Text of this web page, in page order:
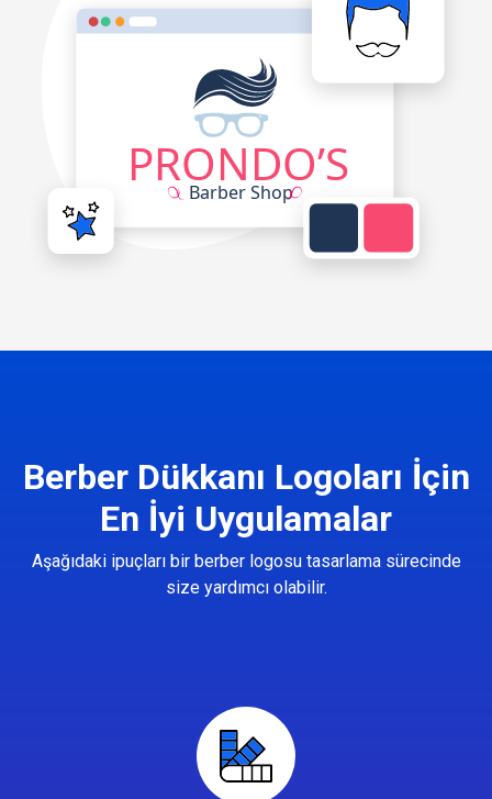
Berber Dükkanı Logoları İçin
En İyi Uygulamalar
Aşağıdaki ipuçları bir berber logosu tasarlama sürecinde
size yardımcı olabilir.